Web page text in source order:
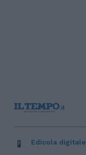
Edicola digitale